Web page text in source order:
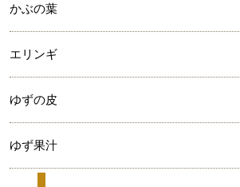
かぶの葉
エリンギ
ゆずの皮
ゆず果汁